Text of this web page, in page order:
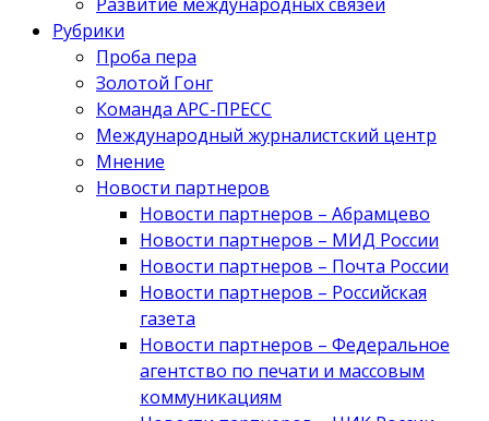
Рубрики
Проба пера
Золотой Гонг
Команда АРС-ПРЕСС
Международный журналистский центр
Мнение
Новости партнеров
Новости партнеров – Абрамцево
Новости партнеров – МИД России
Новости партнеров – Почта России
Новости партнеров – Российская
газета
Новости партнеров – Федеральное
агентство по печати и массовым
коммуникациям